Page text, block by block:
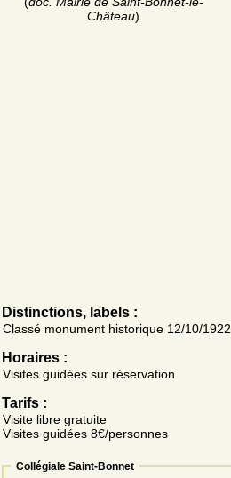
Château)
Distinctions, labels :
Classé monument historique 12/10/1922
Horaires :
Visites guidées sur réservation
Tarifs :
Visite libre gratuite
Visites guidées 8€/personnes
Collégiale Saint-Bonnet